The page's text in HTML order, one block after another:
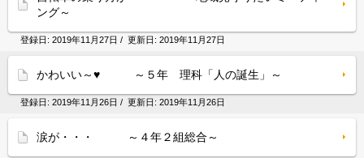
ング～
登録日: 2019年11月27日 / 更新日: 2019年11月27日
かわいい～♥ ～５年 理科「人の誕生」～
登録日: 2019年11月26日 / 更新日: 2019年11月26日
涙が・・・ ～４年２組総合～